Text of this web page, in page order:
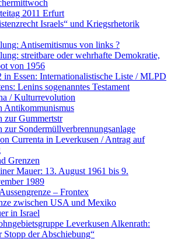
2011 Erfurt
Israels“ und Kriegsrhetorik
Antisemitismus von links ?
streitbare oder wehrhafte Demokratie,
von 1956
Essen: Internationalistische Liste / MLPD
Lenins sogenanntes Testament
/ Kulturrevolution
Antikommunismus
zur Gummertstr
zur Sondermüllverbrennungsanlage
Currenta in Leverkusen / Antrag auf
Grenzen
Mauer: 13. August 1961 bis 9.
1989
– Frontex
zwischen USA und Mexiko
in Israel
Leverkusen Alkenrath:
Stopp der Abschiebung“